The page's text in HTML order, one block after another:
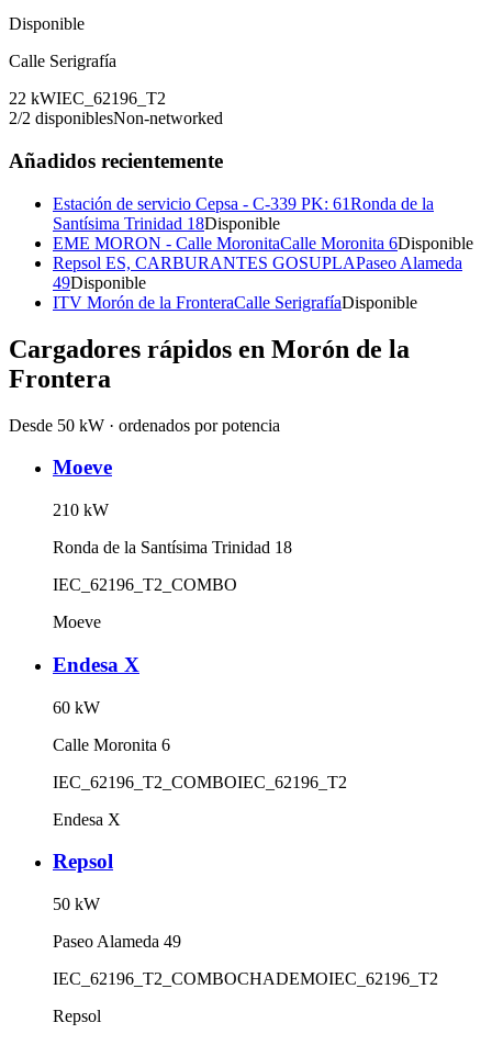
Disponible
Calle Serigrafía
22 kWIEC_62196_T2
2/2 disponiblesNon-networked
Añadidos recientemente
Estación de servicio Cepsa - C-339 PK: 61Ronda de la
Santísima Trinidad 18Disponible
EME MORON - Calle MoronitaCalle Moronita 6Disponible
Repsol ES, CARBURANTES GOSUPLAPaseo Alameda
49Disponible
ITV Morón de la FronteraCalle SerigrafíaDisponible
Cargadores rápidos en Morón de la
Frontera
Desde 50 kW · ordenados por potencia
Moeve
210 kW
Ronda de la Santísima Trinidad 18
IEC_62196_T2_COMBO
Moeve
Endesa X
60 kW
Calle Moronita 6
IEC_62196_T2_COMBOIEC_62196_T2
Endesa X
Repsol
50 kW
Paseo Alameda 49
IEC_62196_T2_COMBOCHADEMOIEC_62196_T2
Repsol